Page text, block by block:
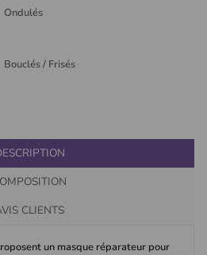
Ondulés
Bouclés / Frisés
CLIENTS
un masque réparateur pour